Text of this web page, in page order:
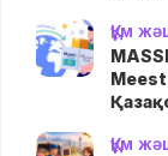
Құм
Құм